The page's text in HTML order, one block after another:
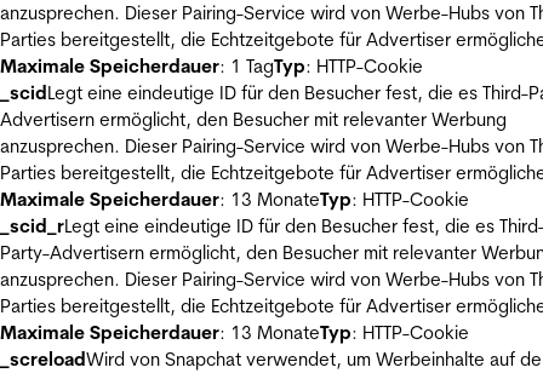
anzusprechen. Dieser Pairing-Service wird von Werbe-Hubs von
Parties bereitgestellt, die Echtzeitgebote für Advertiser
Maximale Speicherdauer: 1 TagTyp: HTTP-Cookie
_scidLegt eine eindeutige ID für den Besucher fest, die es Third-
Advertisern ermöglicht, den Besucher mit relevanter Werbung
anzusprechen. Dieser Pairing-Service wird von Werbe-Hubs von
Parties bereitgestellt, die Echtzeitgebote für Advertiser
Maximale Speicherdauer: 13 MonateTyp: HTTP-Cookie
_scid_rLegt eine eindeutige ID für den Besucher fest, die es
Party-Advertisern ermöglicht, den Besucher mit relevanter
anzusprechen. Dieser Pairing-Service wird von Werbe-Hubs von
Parties bereitgestellt, die Echtzeitgebote für Advertiser
Maximale Speicherdauer: 13 MonateTyp: HTTP-Cookie
_screloadWird von Snapchat verwendet, um Werbeinhalte auf